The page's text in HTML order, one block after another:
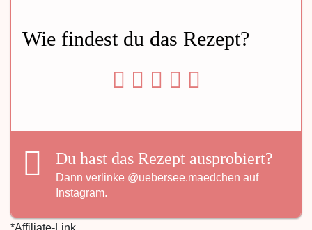
Wie findest du das Rezept?
Du hast das Rezept ausprobiert?
Dann verlinke @uebersee.maedchen auf
Instagram.
*Affiliate-Link